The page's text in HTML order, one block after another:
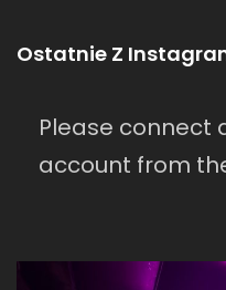
Ostatnie Z
Please connect
account from